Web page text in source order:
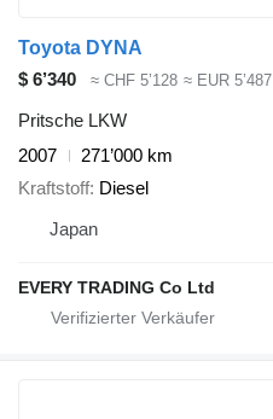
Toyota DYNA
$ 6’340
≈ CHF 5’128 ≈ EUR 5’487
Pritsche LKW
2007
271’000 km
Kraftstoff Diesel
Japan
EVERY TRADING Co Ltd